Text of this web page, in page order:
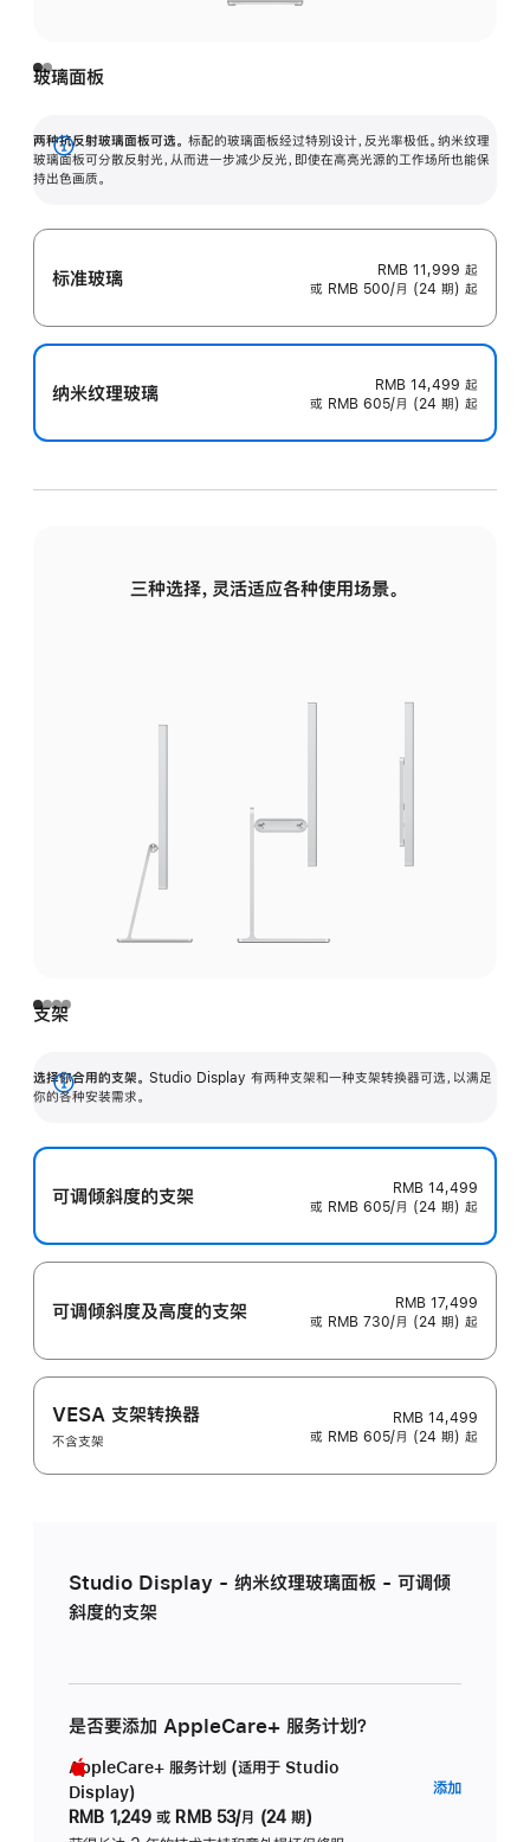
玻璃面板
两种抗反射玻璃面板可选。 标配的玻璃面板经过特别设计，反光率极低。纳米纹理
玻璃面板可分散反射光，从而进一步减少反光，即使在高亮光源的工作场所也能保
持出色画质。
展
开
标准玻璃 RMB 11,999 起
或 RMB 500/月 (24 期) 起
纳米纹理玻璃 RMB 14,499 起
或 RMB 605/月 (24 期) 起
三种选择，灵活适应各种使用场景。
支架
选择你合用的支架。 Studio Display 有两种支架和一种支架转换器可选，以满足
你的各种安装需求。
展
可调倾斜度的支架
RMB 14,499
或 RMB 605/月 (24 期) 起
可调倾斜度及高‍度的支‍架
RMB 17,499
或 RMB 730/月 (24 期) 起
VESA 支架转换器
不含支架
RMB 14,499
或 RMB 605/月 (24 期) 起
Studio Display - 纳米纹理玻璃面板 - 可调倾
斜度的支架
是否要添加 AppleCare+ 服务计划？
AppleCare+ 服务计划 (适用于 Studio
Display)
RMB 1,249 或 RMB 53/月 (24 期)
添加